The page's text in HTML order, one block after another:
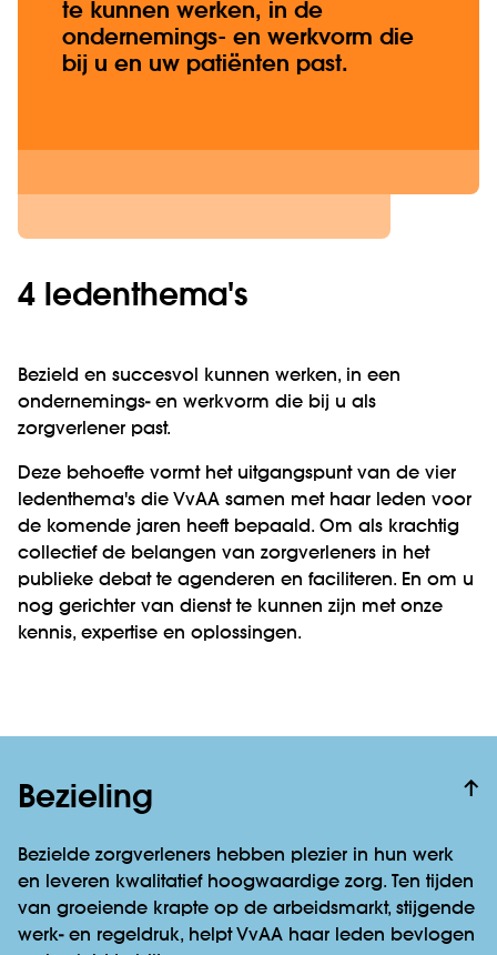
te kunnen werken, in de
ondernemings- en werkvorm die
bij u en uw patiënten past.
4 ledenthema's
Bezield en succesvol kunnen werken, in een
ondernemings- en werkvorm die bij u als
zorgverlener past.
Deze behoefte vormt het uitgangspunt van de vier
ledenthema's die VvAA samen met haar leden voor
de komende jaren heeft bepaald. Om als krachtig
collectief de belangen van zorgverleners in het
publieke debat te agenderen en faciliteren. En om u
nog gerichter van dienst te kunnen zijn met onze
kennis, expertise en oplossingen.
Bezieling
Bezielde zorgverleners hebben plezier in hun werk
en leveren kwalitatief hoogwaardige zorg. Ten tijden
van groeiende krapte op de arbeidsmarkt, stijgende
werk- en regeldruk, helpt VvAA haar leden bevlogen